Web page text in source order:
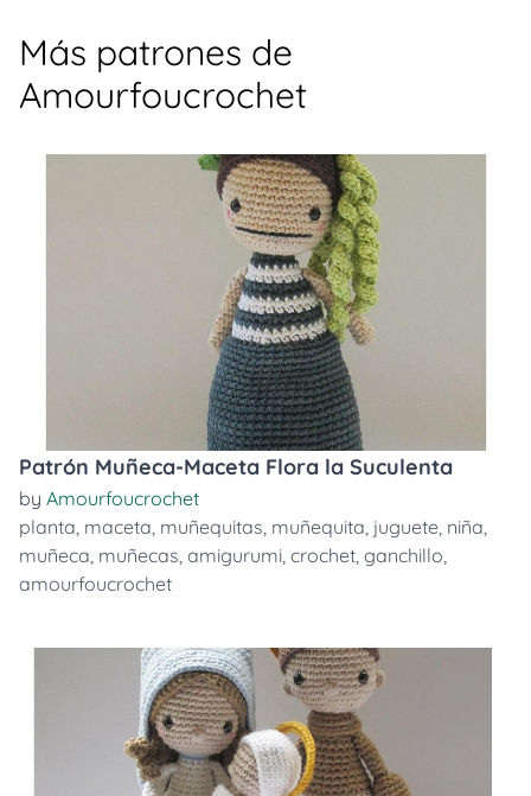
Más patrones de
Amourfoucrochet
Patrón Muñeca-Maceta Flora la Suculenta
by Amourfoucrochet
planta, maceta, muñequitas, muñequita, juguete, niña,
muñeca, muñecas, amigurumi, crochet, ganchillo,
amourfoucrochet